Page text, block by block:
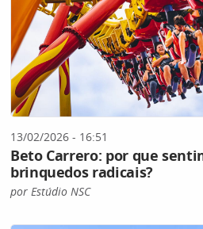
13/02/2026 - 16:51
Beto Carrero: por que
brinquedos radicais?
por Estúdio NSC